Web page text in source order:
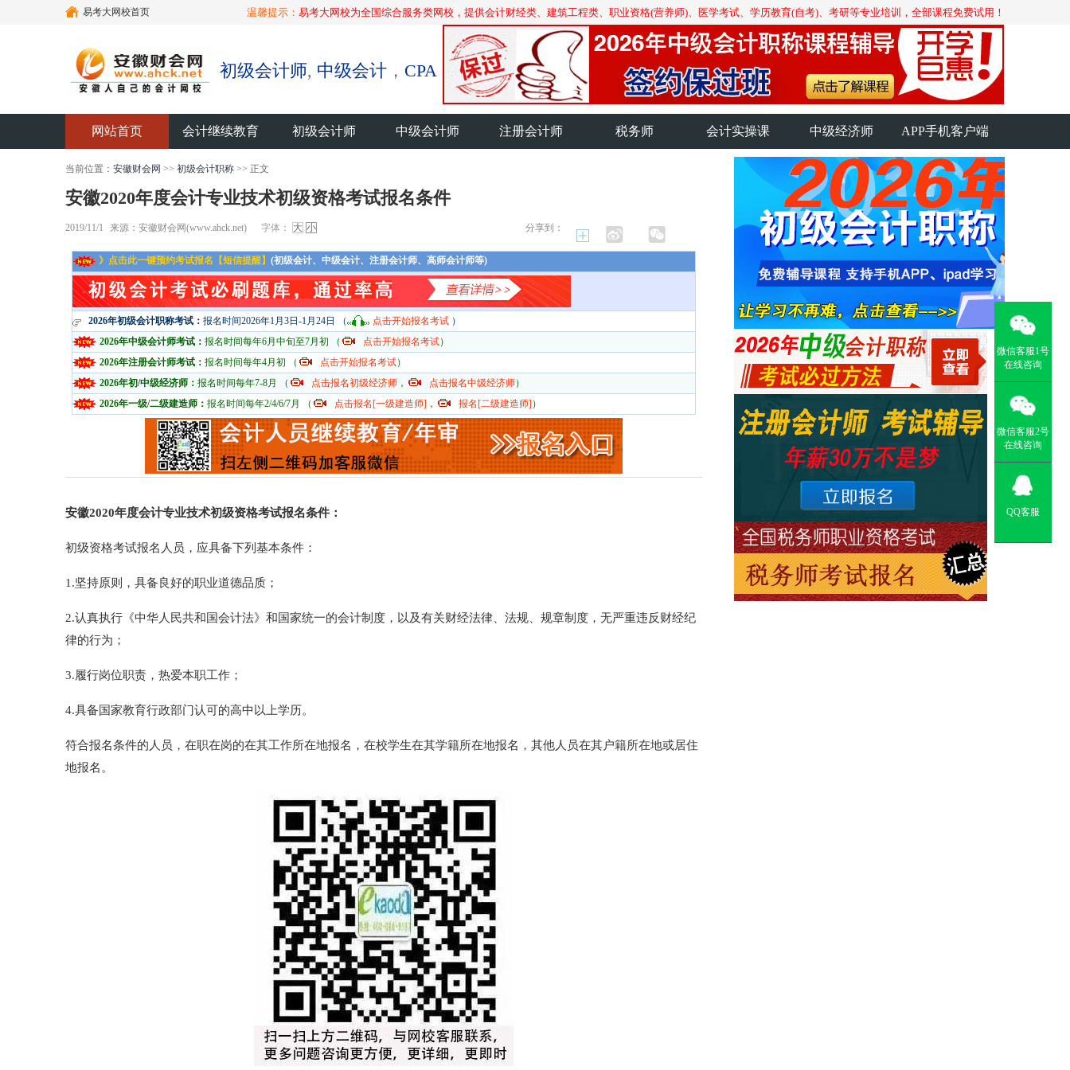
易考大网校首页 温馨提示： 易考大网校为全国综合服务类网校，提供会计财经类、建筑工程类、职业资格(营养师)、医学考试、学历教育(自考)、考研等专业培训，全部课程免费试用！
初级会计师, 中级会计 ， CPA
网站首页 会计继续教育 初级会计师 中级会计师 注册会计师 税务师 会计实操课 中级经济师 APP手机客户端
当前位置： 安徽财会网 >> 初级会计职称 >> 正文
安徽2020年度会计专业技术初级资格考试报名条件
2019/11/1 来源：安徽财会网(www.ahck.net) 字体： 大 小 分享到：
》点击此一键预约考试报名【短信提醒】 (初级会计、中级会计、注册会计师、高师会计师等)
2026年初级会计职称考试： 报名时间2026年1月3日-1月24日 （ 点击开始报名考试 ）
2026年中级会计师考试： 报名时间每年6月中旬至7月初 （ 点击开始报名考试）
2026年注册会计师考试： 报名时间每年4月初 （ 点击开始报名考试）
2026年初/中级经济师： 报名时间每年7-8月 （ 点击报名初级经济师 ， 点击报名中级经济师）
2026年一级/二级建造师： 报名时间每年2/4/6/7月 （ 点击报名[一级建造师] ， 报名[二级建造师] ）
安徽2020年度会计专业技术初级资格考试报名条件：
初级资格考试报名人员，应具备下列基本条件：
1.坚持原则，具备良好的职业道德品质；
2.认真执行《中华人民共和国会计法》和国家统一的会计制度，以及有关财经法律、法规、规章制度，无严重违反财经纪
律的行为；
3.履行岗位职责，热爱本职工作；
4.具备国家教育行政部门认可的高中以上学历。
符合报名条件的人员，在职在岗的在其工作所在地报名，在校学生在其学籍所在地报名，其他人员在其户籍所在地或居住
地报名。
微信客服1号
在线咨询
微信客服2号
在线咨询
QQ客服